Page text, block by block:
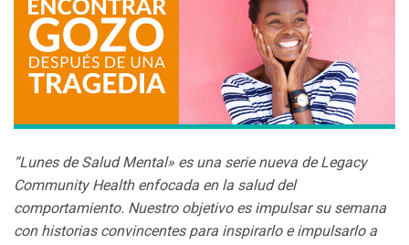
“Lunes de Salud Mental» es una serie nueva de Legacy
Community Health enfocada en la salud del
comportamiento. Nuestro objetivo es impulsar su semana
con historias convincentes para inspirarlo e impulsarlo a